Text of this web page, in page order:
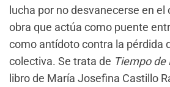
lucha por no desvanecerse en
obra que actúa como puente
como antídoto contra la pérdida
colectiva. Se trata de Tiempo de
libro de María Josefina Castillo